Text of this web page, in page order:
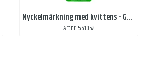
Nyckelmärkning med kvittens - Grön
Art.nr: 561052